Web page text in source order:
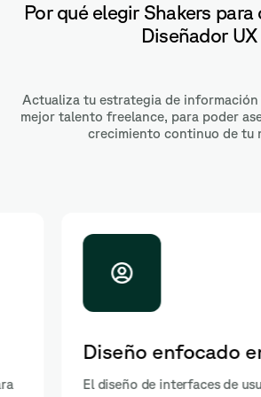
Por qué elegir Shakers
Diseñador UX
Actualiza tu estrategia de
mejor talento freelance, para poder
crecimiento continuo de tu
Diseño enfocado en el
El diseño de interfaces de usuario (UI)